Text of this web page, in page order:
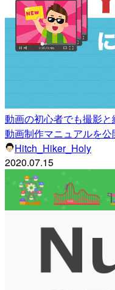
動画の初心者でも撮影
動画制作マニュアルを
Hitch_Hiker_Holy
2020.07.15